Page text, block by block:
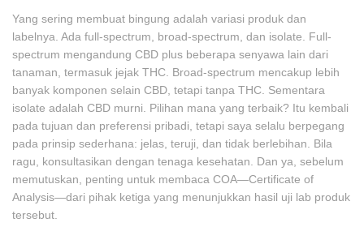
Yang sering membuat bingung adalah variasi produk dan
labelnya. Ada full-spectrum, broad-spectrum, dan isolate. Full-
spectrum mengandung CBD plus beberapa senyawa lain dari
tanaman, termasuk jejak THC. Broad-spectrum mencakup lebih
banyak komponen selain CBD, tetapi tanpa THC. Sementara
isolate adalah CBD murni. Pilihan mana yang terbaik? Itu kembali
pada tujuan dan preferensi pribadi, tetapi saya selalu berpegang
pada prinsip sederhana: jelas, teruji, dan tidak berlebihan. Bila
ragu, konsultasikan dengan tenaga kesehatan. Dan ya, sebelum
memutuskan, penting untuk membaca COA—Certificate of
Analysis—dari pihak ketiga yang menunjukkan hasil uji lab produk
tersebut.